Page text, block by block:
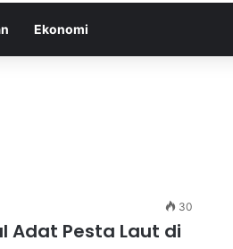
Ekonomi
30
Adat Pesta Laut di